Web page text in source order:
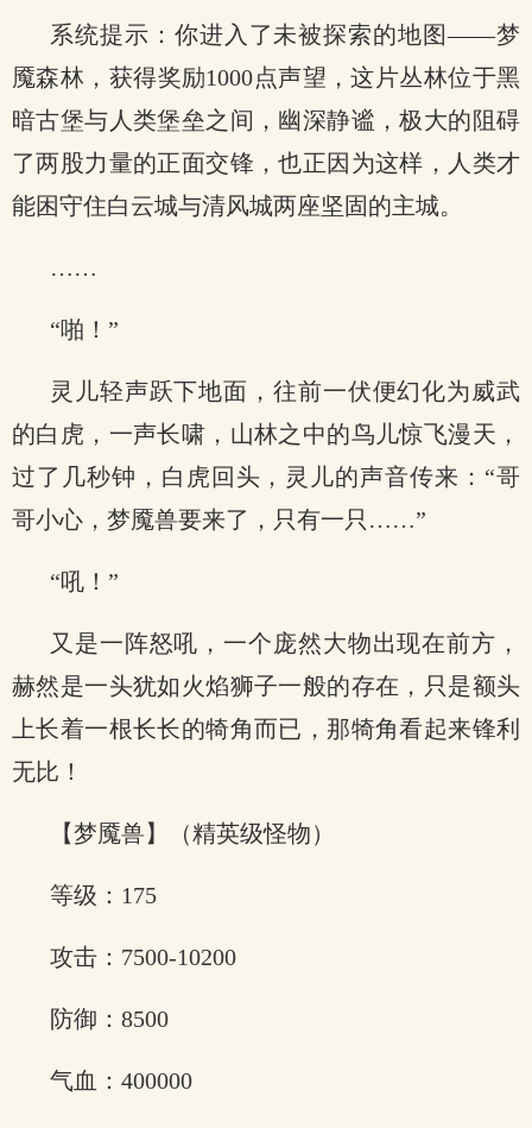
系统提示：你进入了未被探索的地图——梦
魇森林，获得奖励1000点声望，这片丛林位于黑
暗古堡与人类堡垒之间，幽深静谧，极大的阻碍
了两股力量的正面交锋，也正因为这样，人类才
能困守住白云城与清风城两座坚固的主城。
……
“啪！”
灵儿轻声跃下地面，往前一伏便幻化为威武
的白虎，一声长啸，山林之中的鸟儿惊飞漫天，
过了几秒钟，白虎回头，灵儿的声音传来：“哥
哥小心，梦魇兽要来了，只有一只……”
“吼！”
又是一阵怒吼，一个庞然大物出现在前方，
赫然是一头犹如火焰狮子一般的存在，只是额头
上长着一根长长的犄角而已，那犄角看起来锋利
无比！
【梦魇兽】（精英级怪物）
等级：175
攻击：7500-10200
防御：8500
气血：400000